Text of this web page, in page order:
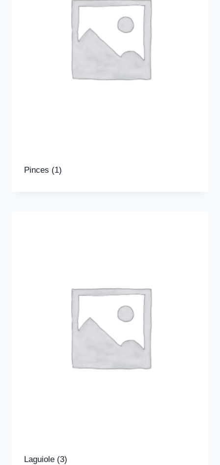
Pinces (1)
Laguiole (3)